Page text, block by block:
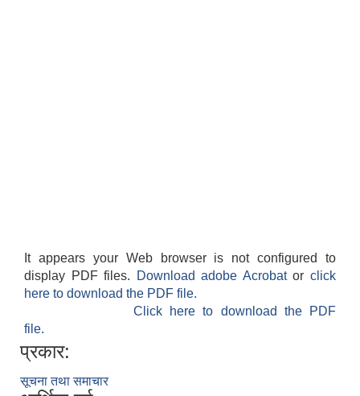
It appears your Web browser is not configured to
display PDF files.
Download adobe Acrobatorclick
here to download the PDF file.
Click here to download the PDF
file.
प्रकार:
सूचना तथा समाचार